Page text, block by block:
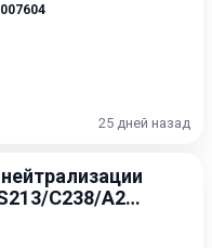
25 дней назад
C238/A238